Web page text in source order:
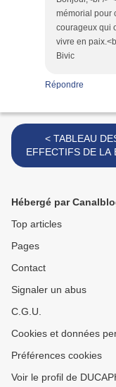
mémorial pour
courageux qui
vivre en
Bivic
Répondre
< TABLEAU DES
EFFECTIFS DE LA
D'ELVINGTON
Hébergé par
Top articles
Pages
Contact
Signaler un abus
C.G.U.
Cookies et données
Préférences cookies
Voir le profil de